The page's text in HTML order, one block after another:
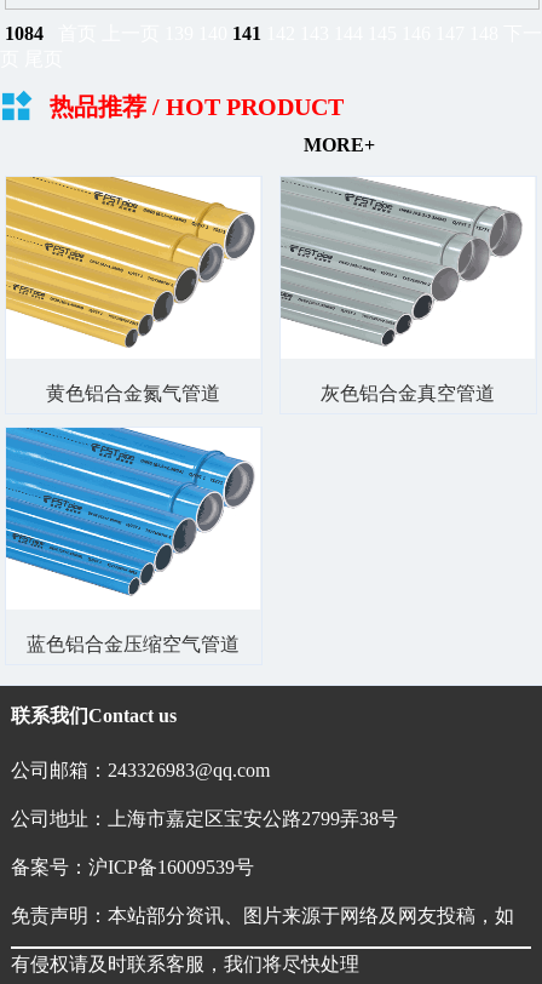
1084 141
热品推荐/ HOT PRODUCT
MORE+
黄色铝合金氮气管道 灰色铝合金真空管道
蓝色铝合金压缩空气管道
联系我们Contact us
公司邮箱：243326983@qq.com
公司地址：上海市嘉定区宝安公路2799弄38号
备案号： 沪ICP备16009539号
免责声明：本站部分资讯、图片来源于网络及网友投稿，如
有侵权请及时联系客服，我们将尽快处理